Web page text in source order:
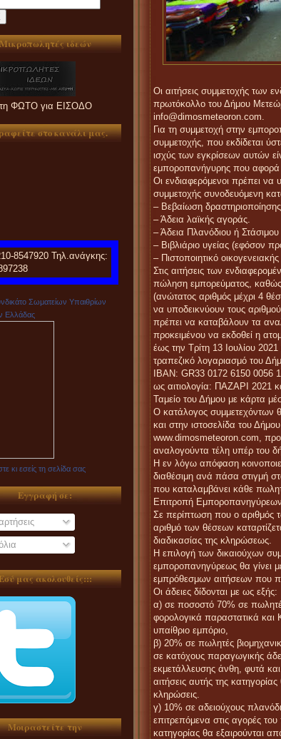
ιδεών
ΦΩΤΟ για ΕΙΣΟΔΟ
στο κανάλι μας.
8547920 Τηλ.ανάγκης:
Σωματείων Υπαιθρίων
Ελλάδας
κι εσείς τη σελίδα σας
Εγγραφή σε:
μας ακολουθείς:::
Μοιραστείτε την
Οι αιτήσεις συμμετοχής των
πρωτόκολλο του Δήμου
info@dimosmeteoron.com.
Για τη συμμετοχή στην
συμμετοχής, που εκδίδεται
ισχύς των εγκρίσεων αυτών
εμποροπανήγυρης που
Οι ενδιαφερόμενοι πρέπει
συμμετοχής συνοδευόμενη
– Βεβαίωση δραστηριοποίησης
– Άδεια λαϊκής αγοράς.
– Άδεια Πλανόδιου ή
– Βιβλιάριο υγείας (εφόσον
– Πιστοποιητικό
Στις αιτήσεις των
πώληση εμπορεύματος, καθώς
(ανώτατος αριθμός μέχρι 4
να υποδεικνύουν τους
πρέπει να καταβάλουν τα
προκειμένου να εκδοθεί η
έως την Τρίτη 13 Ιουλίου
τραπεζικό λογαριασμό του
ΙΒΑΝ: GR33 0172 6150 0056
ως αιτιολογία: ΠΑΖΑΡΙ 2021
Ταμείο του Δήμου με κάρτα
Ο κατάλογος συμμετεχόντων
και στην ιστοσελίδα του
www.dimosmeteoron.com,
αναλογούντα τέλη υπέρ του
Η εν λόγω απόφαση
διαθέσιμη ανά πάσα στιγμή
που καταλαμβάνει κάθε
Επιτροπή
Σε περίπτωση που ο αριθμός
αριθμό των θέσεων
διαδικασίας της κληρώσεως.
Η επιλογή των δικαιούχων
εμποροπανηγύρεως θα γίνει
εμπρόθεσμων αιτήσεων που
Οι άδειες δίδονται με ως εξής:
α) σε ποσοστό 70% σε
φορολογικά παραστατικά και
υπαίθριο εμπόριο,
β) 20% σε πωλητές
σε κατόχους παραγωγικής
εκμετάλλευσης άνθη, φυτά
αιτήσεις αυτής της
κληρώσεις.
γ) 10% σε αδειούχους
επιτρεπόμενα στις αγορές
κατηγορίας θα εξαιρούνται